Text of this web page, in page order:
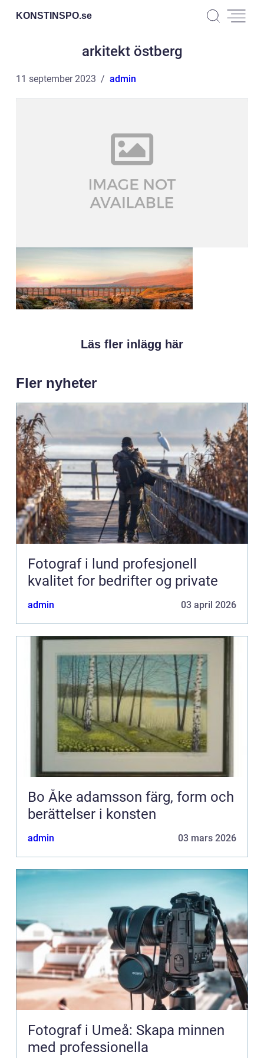
KONSTINSPO.se
arkitekt östberg
11 september 2023 admin
Läs fler inlägg här
Fler nyheter
Fotograf i lund profesjonell
kvalitet for bedrifter og private
admin 03 april 2026
Bo Åke adamsson färg, form och
berättelser i konsten
admin 03 mars 2026
Fotograf i Umeå: Skapa minnen
med professionella